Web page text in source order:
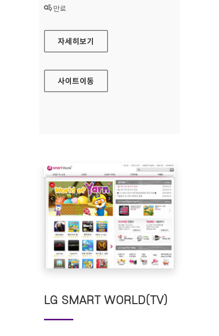
상태 :
만료
마음더하기 정책포털
자세히보기
사이트이동
LG SMART WORLD(TV)